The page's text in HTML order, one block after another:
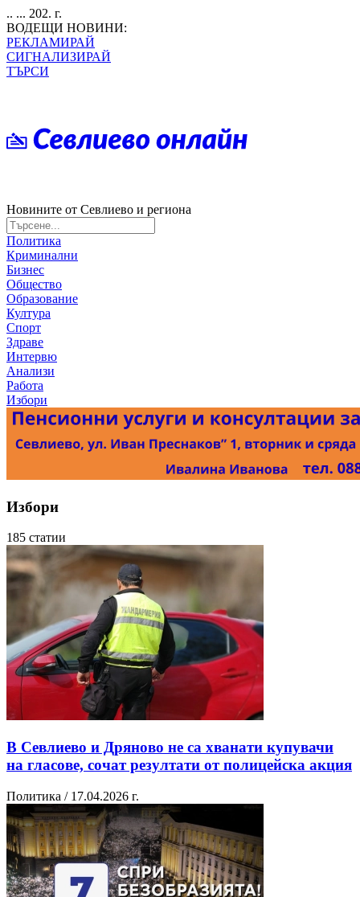
.. ... 202. г.
ВОДЕЩИ НОВИНИ:
РЕКЛАМИРАЙ
СИГНАЛИЗИРАЙ
ТЪРСИ
Новините от Севлиево и региона
Политика
Криминални
Бизнес
Общество
Образование
Култура
Спорт
Здраве
Интервю
Анализи
Работа
Избори
Избори
185 статии
В Севлиево и Дряново не са хванати купувачи
на гласове, сочат резултати от полицейска акция
Политика / 17.04.2026 г.